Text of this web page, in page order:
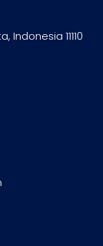
Indonesia 11110